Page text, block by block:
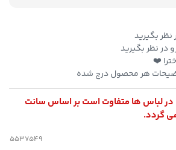
نظر بگیرید
❤️
هر محصول درج شده
در لباس ها متفاوت است بر اساس سانت
گردد.